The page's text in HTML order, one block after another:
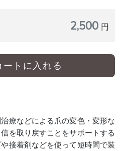
2,500 円
ートに入れる
療などによる爪の変色・変形な
を取り戻すことをサポートする
接着剤などを使って短時間で装